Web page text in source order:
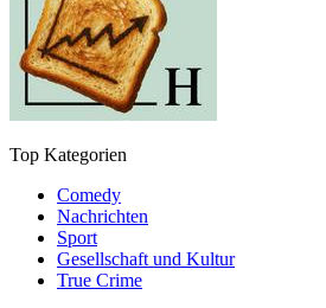
Top Kategorien
Comedy
Nachrichten
Sport
Gesellschaft und Kultur
True Crime